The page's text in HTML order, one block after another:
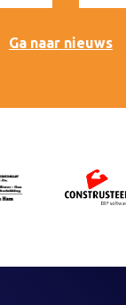
Ga naar nieuws